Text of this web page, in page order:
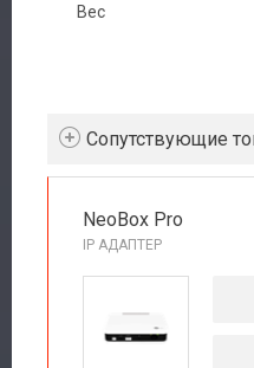
Вес
Cопутствующие
NeoBox Pro
IP АДАПТЕР